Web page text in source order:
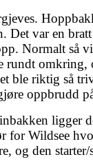
Det var en
Normalt så
ble riktig så
oppbrudd
ligger
for Wildsee
og den